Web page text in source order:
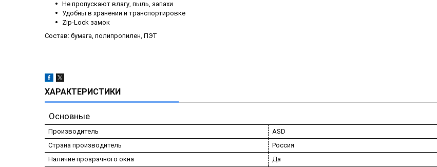
Не пропускают влагу, пыль, запахи
Удобны в хранении и транспортировке
Zip-Lock замок
Состав: бумага, полипропилен, ПЭТ
ХАРАКТЕРИСТИКИ
Основные
Производитель
ASD
Страна производитель
Россия
Наличие прозрачного окна
Да